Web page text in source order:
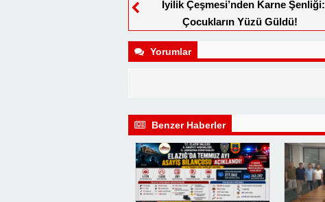
İyilik Çeşmesi’nden Karne Şenliği:
Çocukların Yüzü Güldü!
Yorumlar
Benzer Haberler